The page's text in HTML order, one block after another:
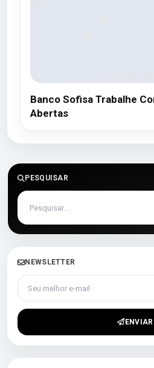
Banco Sofisa Trabalhe
Abertas
PESQUISAR
NEWSLETTER
Seu melhor e-mail
ENVIAR